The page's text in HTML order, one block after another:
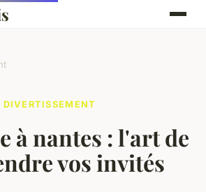
DIVERTISSEMENT
à nantes : l'art de
vos invités